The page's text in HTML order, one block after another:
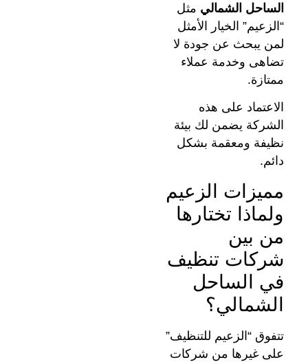
الساحل الشمالي مثل
“الزعيم” الخيار الأمثل
لمن يبحث عن جودة لا
تضاهى وخدمة عملاء
ممتازة.
الاعتماد على هذه
الشركة يضمن لك بيئة
نظيفة ومعقمة بشكل
دائم.
مميزات الزعيم
ولماذا تختارها
من بين
شركات تنظيف
في الساحل
الشمالي؟
تتفوق “الزعيم للتنظيف”
على غيرها من شركات